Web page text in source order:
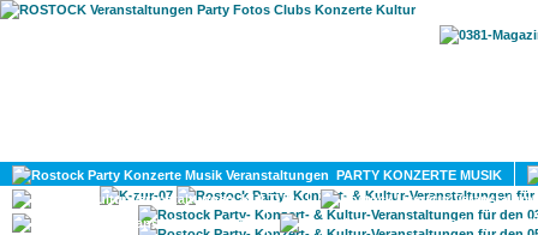
PARTY KONZERTE MUSIK
KULTUR
GAY